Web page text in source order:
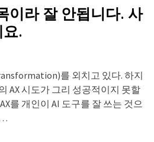
이라 잘 안됩니다. 사
.
를 외치고 있다. 하지
AX 시도가 그리 성공적이지 못할
를 개인이 AI 도구를 잘 쓰는 것으
…